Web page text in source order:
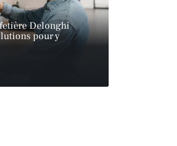
Delonghi
pour y